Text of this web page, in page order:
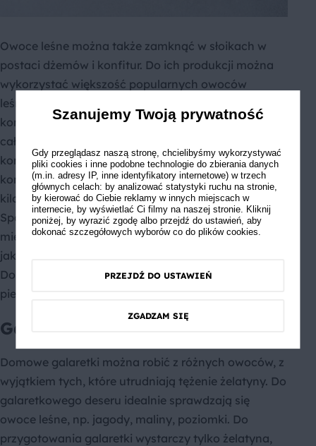
Owoce leśne można także zamknąć w słoikach w
postaci dżemów i konfitur. Do ich produkcji można
wykorzystać większość popularnych owoców
leśnych. Jaka jest różnica między dżemem a
konfiturą? Konfiturę uzyskuje się poprzez gotowanie
całych lub pokrojonych owoców. Jedynym
konserwantem używanym do przygotowania
konfitury jest cukier. Przygotowując dżem zwykle na
kilogram owoców zużywa się 60 dag cukru.
Sporządza się go z całych, dorodnych owoców,
mieszając z owocami okrojonymi, często gorszej
jakości. Sprawdź jak przygotować
Domowy dżem będzie doskonałym dodatkiem do
pieczywa czy deserów.
Galaretki i frużeliny
Domowe galaretki można robić z różnych owoców, z
wyjątkiem tych, które utrudniają tężenie żelatyny. Do
galaretkowego deseru idealnie sprawdzają się
owoce leśne, np. jagody, maliny, poziomki. Do
przygotowania galaretki wystarczy tylko żelatyna,
Szanujemy Twoją prywatność
Gdy przeglądasz naszą stronę, chcielibyśmy wykorzystywać
pliki cookies i inne podobne technologie do zbierania danych
(m.in. adresy IP, inne identyfikatory internetowe) w trzech
głównych celach: by analizować statystyki ruchu na stronie,
by kierować do Ciebie reklamy w innych miejscach w
internecie, by wyświetlać Ci filmy na naszej stronie. Kliknij
poniżej, by wyrazić zgodę albo przejdź do ustawień, aby
dokonać szczegółowych wyborów co do plików cookies.
PRZEJDŹ DO USTAWIEŃ
ZGADZAM SIĘ